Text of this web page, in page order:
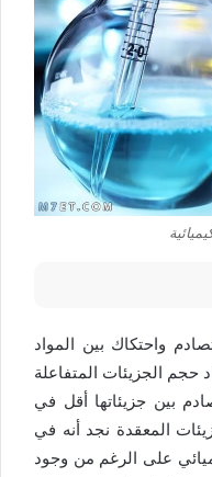
واحتكاك بين المواد
حجم الجزيئات المتفاعلة
بين جزيئاتها أقل في
المعقدة نجد أنه في
على الرغم من وجود